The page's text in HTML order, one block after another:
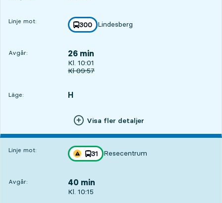
Linje mot: linje
300
mot
Lindesberg
,
Avgår: 26 min
Avgår, Kl. 10:01, om 26 min
Kl. 10:01
Ursprunglig avgångstid
Kl09:57
Läge:
LÄGE, H
,
Visa fler detaljer
Linje mot:
Trafikstörning på resan finns
linje
31
mot
Resecentrum
,
Avgår: 40 min
Avgår, Kl. 10:15, om 40 min
Kl. 10:15